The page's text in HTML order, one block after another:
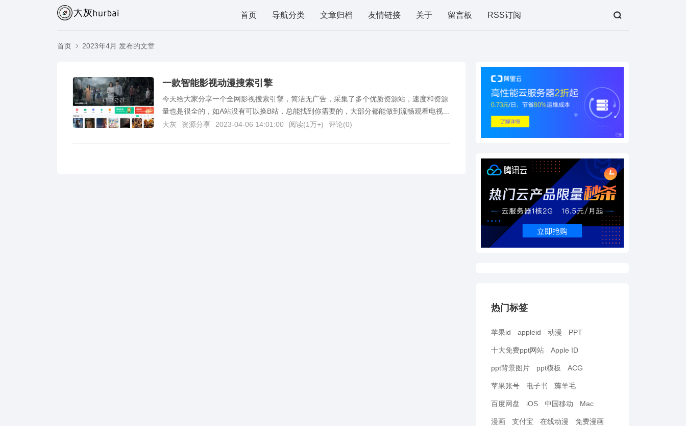
首页 导航分类 文章归档 友情链接 关于 留言板 RSS订阅
首页 2023年4月 发布的文章
一款智能影视动漫搜索引擎
今天给大家分享一个全网影视搜索引擎，简洁无广告，采集了多个优质资源站，速度和资源
量也是很全的，如A站没有可以换B站，总能找到你需要的，大部分都能做到流畅观看电视...
大灰
资源分享 2023-04-06 14:01:00 阅读(1万+) 评论(0)
热门标签
苹果id appleid 动漫 PPT
十大免费ppt网站 Apple ID
ppt背景图片 ppt模板 ACG
苹果账号 电子书 薅羊毛
百度网盘 iOS 中国移动 Mac
漫画 支付宝 在线动漫 免费漫画